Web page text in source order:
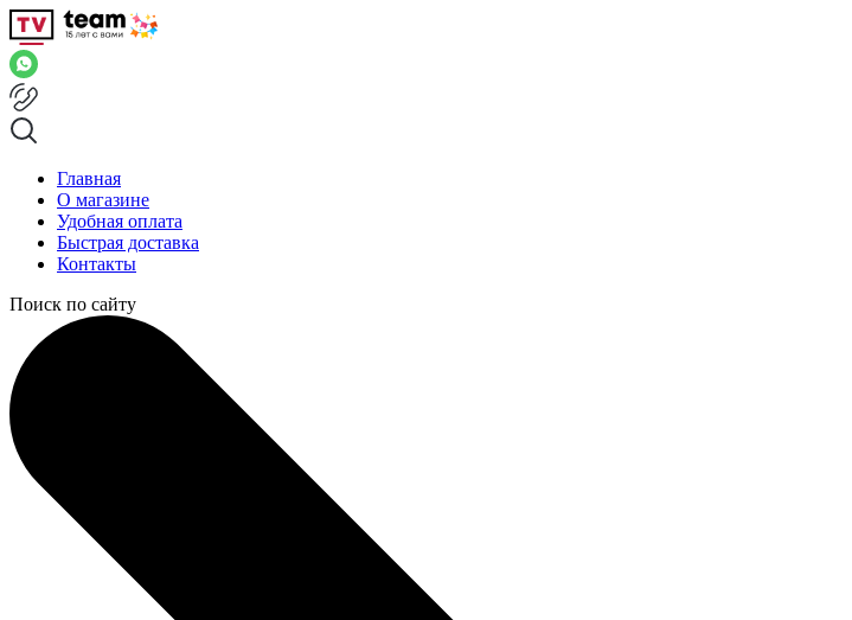
Главная
О магазине
Удобная оплата
Быстрая доставка
Контакты
Поиск по сайту